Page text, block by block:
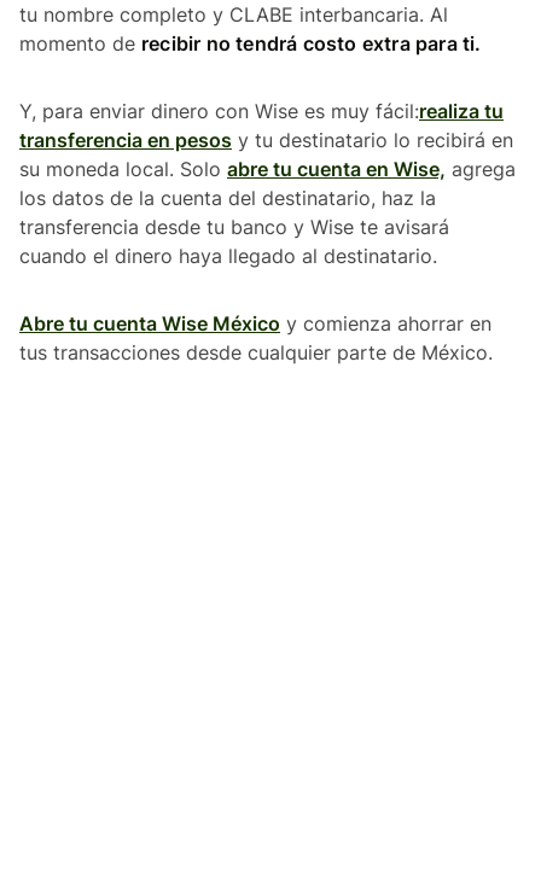
tu nombre completo y CLABE interbancaria. Al
momento de recibir no tendrá costo extra para ti.
Y, para enviar dinero con Wise es muy fácil:realiza tu
transferencia en pesos y tu destinatario lo recibirá en
su moneda local. Solo abre tu cuenta en Wise, agrega
los datos de la cuenta del destinatario, haz la
transferencia desde tu banco y Wise te avisará
cuando el dinero haya llegado al destinatario.
Abre tu cuenta Wise México y comienza ahorrar en
tus transacciones desde cualquier parte de México.